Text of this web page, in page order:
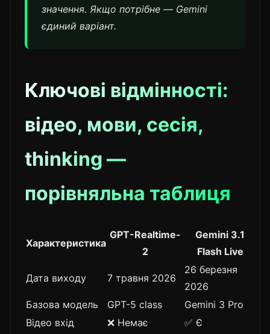
значення. Якщо потрібне — Gemini
єдиний варіант.
Ключові відмінності:
відео, мови, сесія,
thinking —
порівняльна таблиця
Характеристика
GPT-Realtime-
2
Gemini 3.1
Flash Live
Дата виходу 7 травня 2026
26 березня
2026
Базова модель
GPT-5 class
Gemini 3 Pro
Відео вхід
❌ Немає ✅ Є